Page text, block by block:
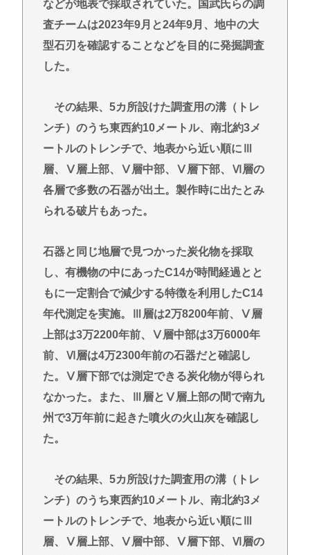
などが地表で採取されていた。国武氏らの調
査チームは2023年9月と24年9月、地中の大
型石刃を確認することなどを目的に発掘調査
した。
その結果、5カ所設けた調査用の溝（トレ
ンチ）のうち東西約10メートル、南北約3メ
ートルのトレンチで、地表から近い順にⅢ
層、Ⅴ層上部、Ⅴ層中部、Ⅴ層下部、Ⅵ層の
各層で多数の石器が出土。製作時に出たとみ
られる破片もあった。
石器と同じ地層で見つかった炭化物を採取
し、有機物の中にあったC14が時間経過とと
もに一定割合で減少する特徴を利用したC14
年代測定を実施。Ⅲ層は2万8200年前、Ⅴ層
上部は3万2200年前、Ⅴ層中部は3万6000年
前、Ⅵ層は4万2300年前の石器だと確認し
た。Ⅴ層下部では測定できる炭化物が得られ
なかった。また、Ⅲ層とⅤ層上部の間で南九
州で3万年前に起きた噴火の火山灰を確認し
た。
その結果、5カ所設けた調査用の溝（トレ
ンチ）のうち東西約10メートル、南北約3メ
ートルのトレンチで、地表から近い順にⅢ
層、Ⅴ層上部、Ⅴ層中部、Ⅴ層下部、Ⅵ層の